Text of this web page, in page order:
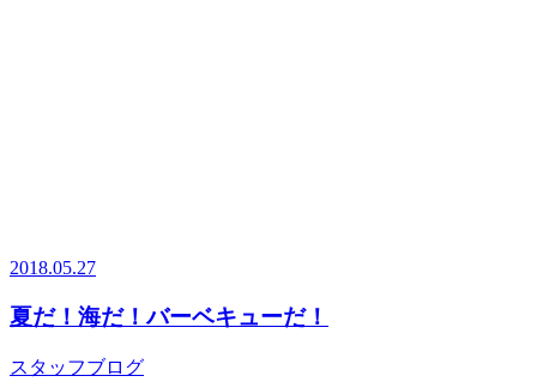
2018.05.27
夏だ！海だ！バーベキューだ！
スタッフブログ